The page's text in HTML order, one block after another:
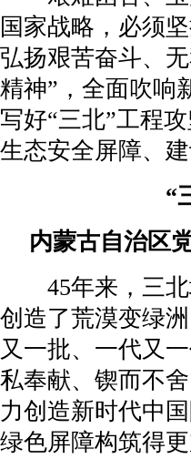
国家战略，必须
弘扬艰苦奋斗、
精神”，全面吹响
写好“三北”工程
生态安全屏障、
“
内蒙古自治区
45年来，三
创造了荒漠变绿
又一批、一代又
私奉献、锲而不
力创造新时代中
绿色屏障构筑得